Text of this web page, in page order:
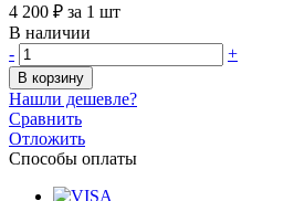
4 200 ₽ за 1 шт
В наличии
-
+
В корзину
Нашли дешевле?
Сравнить
Отложить
Способы оплаты